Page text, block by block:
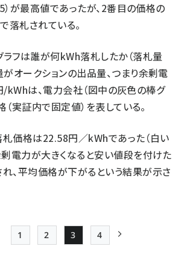
が最高値であったが、2番目の価格の
落札されている。
フは誰が何kWh落札したか（落札量
がオークションの出品量、つまり余剰電
/kWhは、電力会社（図中の灰色の棒グ
（実証内で固定値）を表している。
価格は22.58円／kWhであった（白い
剰電力が大きくなると安い値段を付けた
、平均価格が下がるという結果が示さ
ジ Page
1
Page
2
Page
3
Page
4